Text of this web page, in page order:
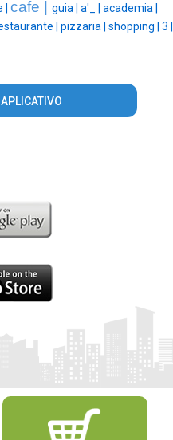
cafe | guia | a'_ | academia |
| pizzaria | shopping | 3 |